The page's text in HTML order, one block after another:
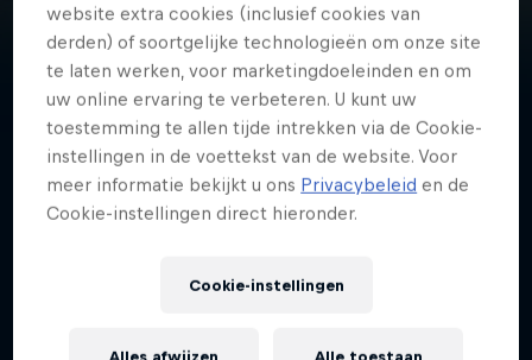
Lucas Coenen, de ene helft van
Belgiës snelste
land in sneltempo weer aan de
website extra cookies (inclusief cookies van
derden) of soortgelijke technologieën om onze site
te laten werken, voor marketingdoeleinden en om
uw online ervaring te verbeteren. U kunt uw
toestemming te allen tijde intrekken via de Cookie-
instellingen in de voettekst van de website. Voor
meer informatie bekijkt u ons Privacybeleid en de
Cookie-instellingen direct hieronder.
Cookie-instellingen